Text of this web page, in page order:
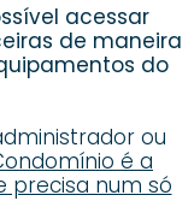
acessar
de maneira
do
ou
é a
precisa num só